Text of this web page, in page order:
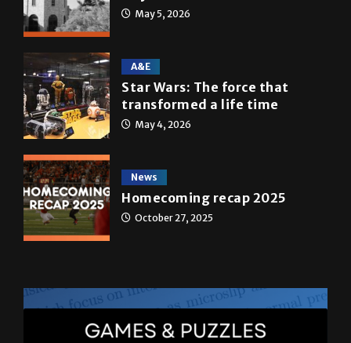
May 5, 2026
A&E
Star Wars: The force that
transformed a life time
May 4, 2026
News
Homecoming recap 2025
October 27, 2025